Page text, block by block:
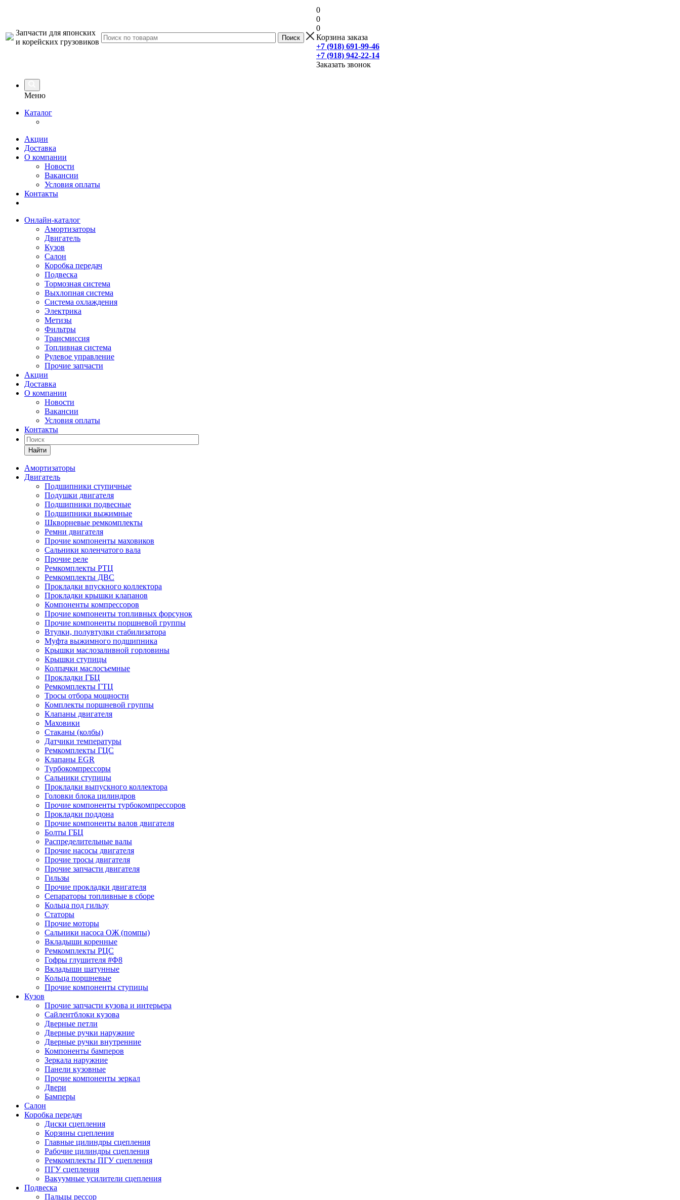
Запчасти для японских
и корейских грузовиков
0
0
0
Корзина заказа
+7 (918) 691-99-46
+7 (918) 942-22-14
Заказать звонок
Меню
Каталог
Акции
Доставка
О компании
Новости
Вакансии
Условия оплаты
Контакты
Онлайн-каталог
Амортизаторы
Двигатель
Кузов
Салон
Коробка передач
Подвеска
Тормозная система
Выхлопная система
Система охлаждения
Электрика
Метизы
Фильтры
Трансмиссия
Топливная система
Рулевое управление
Прочие запчасти
Акции
Доставка
О компании
Новости
Вакансии
Условия оплаты
Контакты
Найти
Амортизаторы
Двигатель
Подшипники ступичные
Подушки двигателя
Подшипники подвесные
Подшипники выжимные
Шкворневые ремкомплекты
Ремни двигателя
Прочие компоненты маховиков
Сальники коленчатого вала
Прочие реле
Ремкомплекты РТЦ
Ремкомплекты ДВС
Прокладки впускного коллектора
Прокладки крышки клапанов
Компоненты компрессоров
Прочие компоненты топливных форсунок
Прочие компоненты поршневой группы
Втулки, полувтулки стабилизатора
Муфта выжимного подшипника
Крышки маслозаливной горловины
Крышки ступицы
Колпачки маслосъемные
Прокладки ГБЦ
Ремкомплекты ГТЦ
Тросы отбора мощности
Комплекты поршневой группы
Клапаны двигателя
Маховики
Стаканы (колбы)
Датчики температуры
Ремкомплекты ГЦС
Клапаны EGR
Турбокомпрессоры
Сальники ступицы
Прокладки выпускного коллектора
Головки блока цилиндров
Прочие компоненты турбокомпрессоров
Прокладки поддона
Прочие компоненты валов двигателя
Болты ГБЦ
Распределительные валы
Прочие насосы двигателя
Прочие тросы двигателя
Прочие запчасти двигателя
Гильзы
Прочие прокладки двигателя
Сепараторы топливные в сборе
Кольца под гильзу
Статоры
Прочие моторы
Сальники насоса ОЖ (помпы)
Вкладыши коренные
Ремкомплекты РЦС
Гофры глушителя #Ф8
Вкладыши шатунные
Кольца поршневые
Прочие компоненты ступицы
Кузов
Прочие запчасти кузова и интерьера
Сайлентблоки кузова
Дверные петли
Дверные ручки наружние
Дверные ручки внутренние
Компоненты бамперов
Зеркала наружние
Панели кузовные
Прочие компоненты зеркал
Двери
Бамперы
Салон
Коробка передач
Диски сцепления
Корзины сцепления
Главные цилиндры сцепления
Рабочие цилиндры сцепления
Ремкомплекты ПГУ сцепления
ПГУ сцепления
Вакуумные усилители сцепления
Подвеска
Пальцы рессор